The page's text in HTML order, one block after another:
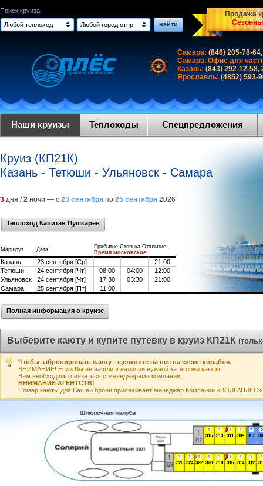
Поиск круиза
Любой теплоход
Любой город отпр. найти
Продажа
Самара: (846) 205-78-
Самара. Офис для
Казань: (843) 292-12-58,
Ярославль: (4852) 593-
Наши круизы Теплоходы Спецпредложения
Круиз (КП21К)
Казань - Тетюши - Ульяновск - Самара
3 дня /2 ночи — с 23 сентября по 25 сентября 2026
Теплоход Капитан Пушкарев
Маршрут Дата
Прибытие-Стоянка-Отплытие
Время московское
Казань 23 сентября [Ср]
21:00
Тетюши
24 сентября [Чт] 08:00 04:00
12:00
Ульяновск
24 сентября [Чт] 17:30 03:30
21:00
Самара
25 сентября [Пт] 11:00
Полная информация о круизе
Выберите каюту и купите путевку в круиз КП21К
Чтобы забронировать каюту - щелкните на нее на схеме корабля.
ВНИМАНИЕ! Если Вы не нашли в наличии нужной категории каюты,
Вам необходимо связаться с менеджерами компании.
ВНИМАНИЕ АГЕНТСТВ!
Номер каюты для Вашей брони присваивает менеджер Компании «ВОЛГАПЛЁС».
2
2
307
1
309
1
1
311
1
312
1
313
1
314
1
315
1
316
1
318
1
320
1
322
1
324
1
326